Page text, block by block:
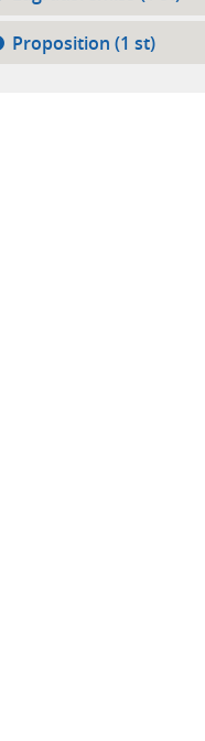
Proposition (1 st)